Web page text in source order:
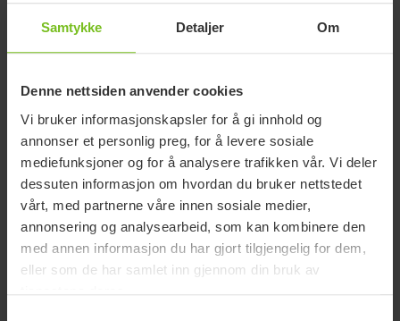
Samtykke Detaljer Om
Denne nettsiden anvender cookies
Vi bruker informasjonskapsler for å gi innhold og
annonser et personlig preg, for å levere sosiale
mediefunksjoner og for å analysere trafikken vår. Vi deler
dessuten informasjon om hvordan du bruker nettstedet
vårt, med partnerne våre innen sosiale medier,
annonsering og analysearbeid, som kan kombinere den
med annen informasjon du har gjort tilgjengelig for dem,
eller som de har samlet inn gjennom din bruk av
Brede hofter
I rullestol fører ofte brede hofter til at ryggstøtten blir for vid.
Dette kan påvirke stabilitet i overkroppen og armenes
bevegelighet. I sittende stilling vil en god sittepute redusere